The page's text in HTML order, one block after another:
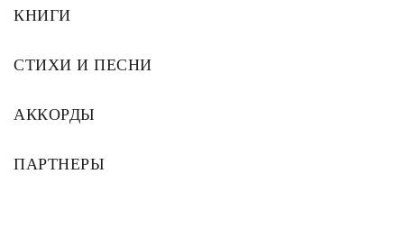
КНИГИ
СТИХИ И ПЕСНИ
АККОРДЫ
ПАРТНЕРЫ